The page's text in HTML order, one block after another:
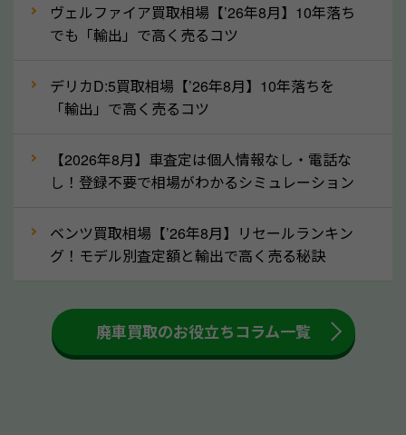
でも高価買取が可能なケースは珍しくないため、まず
はWebで簡単にできる無料査定をお試しください。
実績」で確認できます。
⑤車内の簡単な清掃で買取価格アップも！
しばらく乗っていない車は、車内のシートや座席の下
が汚れていることも多いです。シミや汚れが付着して
す。車内の汚れは簡単な清掃だけで取り除けることも
多いため、査定前にチェックして、清掃をしておくの
大きな汚れがない限り必要はありません。査定に影響
するケースは少ないため、そのままお持ちいただいて
ヴェルファイア買取相場【’26年8月】10年落ち
でも「輸出」で高く売るコツ
デリカD:5買取相場【’26年8月】10年落ちを
「輸出」で高く売るコツ
【2026年8月】車査定は個人情報なし・電話な
し！登録不要で相場がわかるシミュレーション
ベンツ買取相場【’26年8月】リセールランキン
グ！モデル別査定額と輸出で高く売る秘訣
廃車買取のお役立ちコラム一覧